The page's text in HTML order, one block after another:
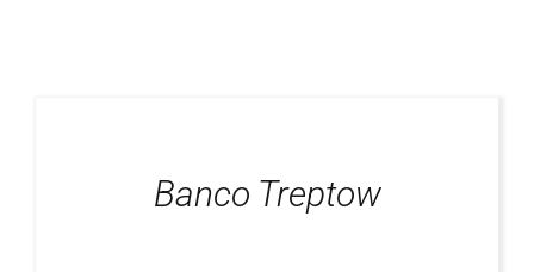
Banco Treptow